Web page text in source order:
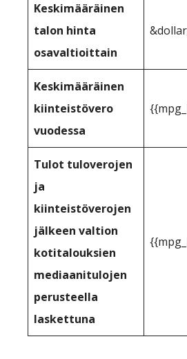
Keskimääräinen
talon hinta
osavaltioittain
Keskimääräinen
kiinteistövero
vuodessa
Tulot tuloverojen
ja
kiinteistöverojen
jälkeen valtion
kotitalouksien
mediaanitulojen
perusteella
laskettuna